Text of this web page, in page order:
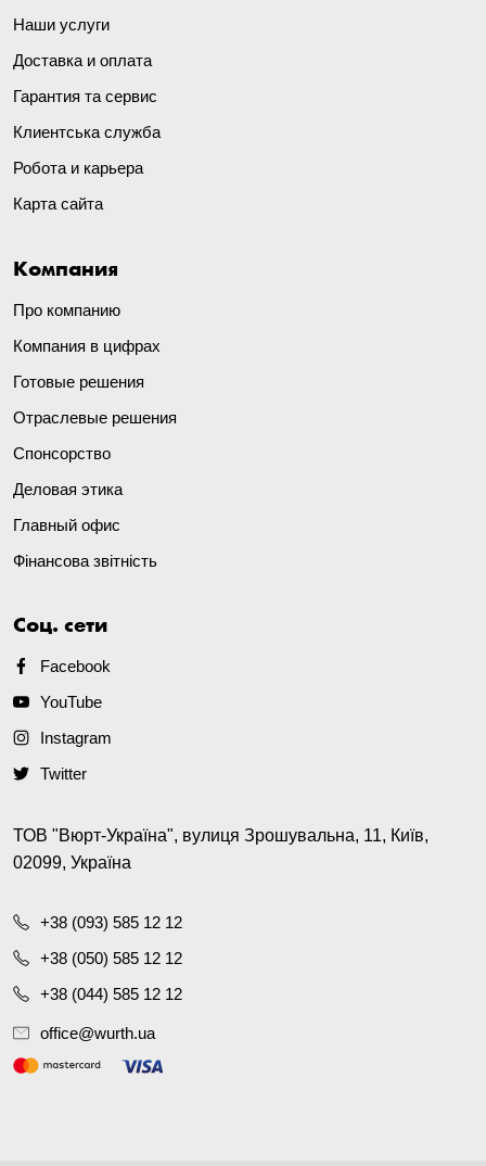
Наши услуги
Доставка и оплата
Гарантия та сервис
Клиентська служба
Робота и карьера
Карта сайта
Компания
Про компанию
Компания в цифрах
Готовые решения
Отраслевые решения
Спонсорство
Деловая этика
Главный офис
Фінансова звітність
Соц. сети
Facebook
YouTube
Instagram
Twitter
ТОВ "Вюрт-Україна", вулиця Зрошувальна, 11, Київ,
02099, Україна
+38 (093) 585 12 12
+38 (050) 585 12 12
+38 (044) 585 12 12
office@wurth.ua